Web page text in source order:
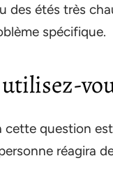
des étés très
spécifique.
cette question
réagira